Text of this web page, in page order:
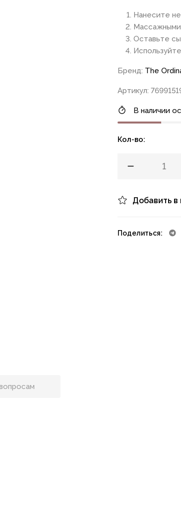
Нанесите
Массажными
Оставьте
Бренд: The
Артикул:
В наличии
Кол-во:
Добавить в
Поделиться: